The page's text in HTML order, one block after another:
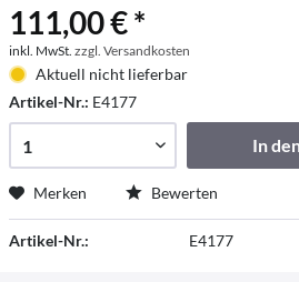
111,00 € *
inkl. MwSt. zzgl. Versandkosten
Aktuell nicht lieferbar
Artikel-Nr.: E4177
In
Merken Bewerten
Artikel-Nr.: E4177